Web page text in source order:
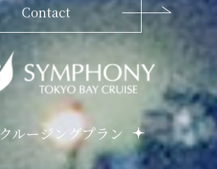
Contact
クルージングプラン